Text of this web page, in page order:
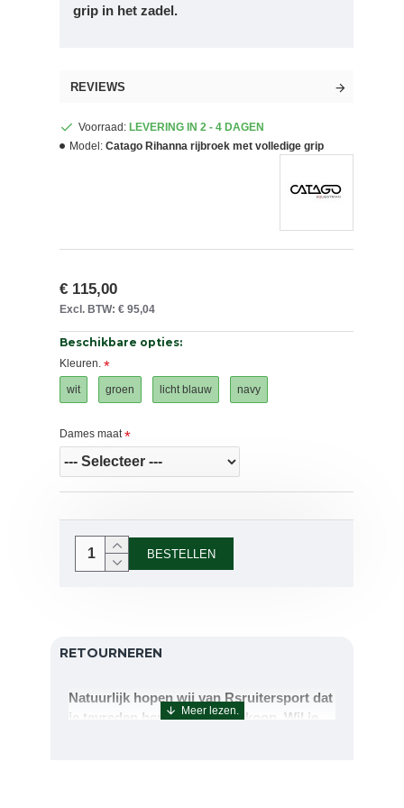
grip in het zadel.
REVIEWS
Voorraad: LEVERING IN 2 - 4 DAGEN
Model: Catago Rihanna rijbroek met volledige grip
€ 115,00
Excl. BTW: € 95,04
Beschikbare opties:
Kleuren.
wit groen licht blauw navy
Dames maat
BESTELLEN
RETOURNEREN
Natuurlijk hopen wij van Rsruitersport dat
je tevreden bent met uw aankoop. Wil je